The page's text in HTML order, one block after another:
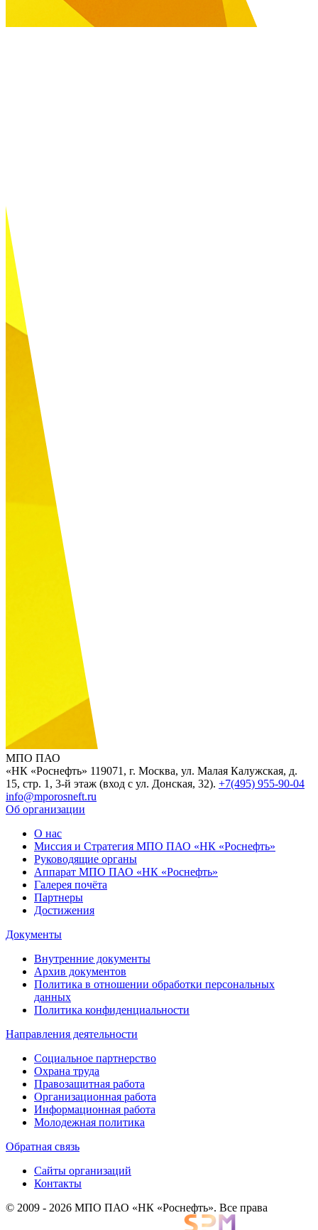
МПО ПАО
«НК «Роснефть» 119071, г. Москва, ул. Малая Калужская, д.
15, стр. 1, 3-й этаж (вход с ул. Донская, 32). +7(495) 955-90-04
info@mporosneft.ru
Об организации
О нас
Миссия и Стратегия МПО ПАО «НК «Роснефть»
Руководящие органы
Аппарат МПО ПАО «НК «Роснефть»
Галерея почёта
Партнеры
Достижения
Документы
Внутренние документы
Архив документов
Политика в отношении обработки персональных
данных
Политика конфиденциальности
Направления деятельности
Социальное партнерство
Охрана труда
Правозащитная работа
Организационная работа
Информационная работа
Молодежная политика
Обратная связь
Сайты организаций
Контакты
© 2009 - 2026 МПО ПАО «НК «Роснефть». Все права